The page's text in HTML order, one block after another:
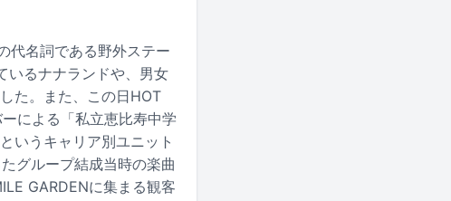
代名詞である野外ステー
いるナナランドや、男女
た。また、この日HOT
による「私立恵比寿中学
いうキャリア別ユニット
グループ結成当時の楽曲
GARDENに集まる観客